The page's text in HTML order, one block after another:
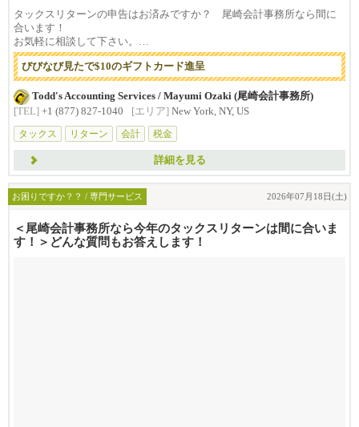
タックスリターンの申告はお済みですか？ 尾崎会計事務所なら間に
合います！
お気軽に相談して下さい。
... びびなび見たで$10のギフトカード進呈
Todd's Accounting Services / Mayumi Ozaki (尾崎会計事務所)
[TEL] +1 (877) 827-1040 [エリア] New York, NY, US
タックス
リターン 会計 税金
詳細を見る
お困りですか？？ / 専門サービス 2026年07月18日(土)
＜尾崎会計事務所なら今年のタックスリターンは間に合いま
す！＞どんな質問もお答えします！